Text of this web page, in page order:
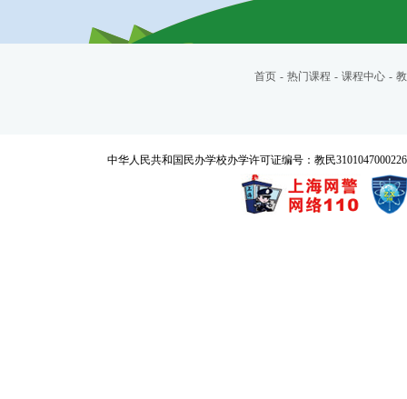
首页 - 热门课程 - 课程中心 -
中华人民共和国民办学校办学许可证编号：教民